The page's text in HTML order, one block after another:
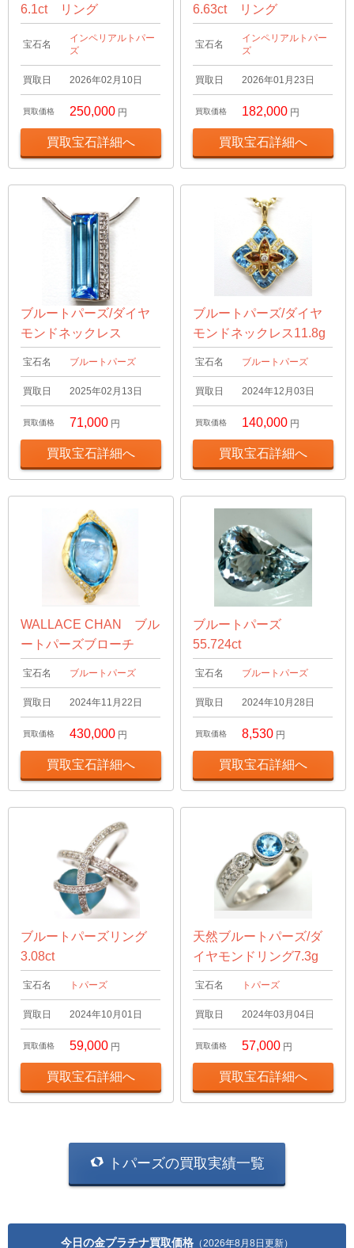
6.1ct リング
宝石名
インペリアルトパー
ズ
買取日 2026年02月10日
買取価格 250,000 円
買取宝石詳細へ
6.63ct リング
宝石名
インペリアルトパー
ズ
買取日 2026年01月23日
買取価格 182,000 円
買取宝石詳細へ
ブルートパーズ/ダイヤ
モンドネックレス
宝石名 ブルートパーズ
買取日 2025年02月13日
買取価格 71,000 円
買取宝石詳細へ
ブルートパーズ/ダイヤ
モンドネックレス11.8g
宝石名 ブルートパーズ
買取日 2024年12月03日
買取価格 140,000 円
買取宝石詳細へ
WALLACE CHAN ブル
ートパーズブローチ
宝石名 ブルートパーズ
買取日 2024年11月22日
買取価格 430,000 円
買取宝石詳細へ
ブルートパーズ
55.724ct
宝石名 ブルートパーズ
買取日 2024年10月28日
買取価格 8,530 円
買取宝石詳細へ
ブルートパーズリング
3.08ct
宝石名 トパーズ
買取日 2024年10月01日
買取価格 59,000 円
買取宝石詳細へ
天然ブルートパーズ/ダ
イヤモンドリング7.3g
宝石名 トパーズ
買取日 2024年03月04日
買取価格 57,000 円
買取宝石詳細へ
トパーズの買取実績一覧
今日の金プラチナ買取価格 （2026年8月8日更新）